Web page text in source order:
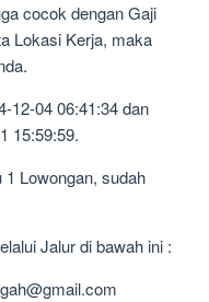
cocok dengan Gaji
Lokasi Kerja, maka
12-04 06:41:34 dan
15:59:59.
Lowongan, sudah
Jalur di bawah ini :